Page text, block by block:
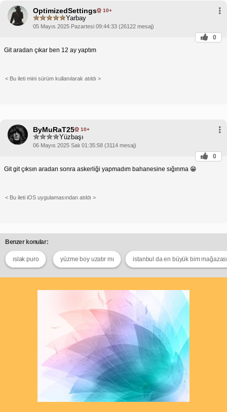
OptimizedSettings 10+
Yarbay
05 Mayıs 2025 Pazartesi 09:44:33 (26122 mesaj)
0
Git aradan çıkar ben 12 ay yaptım
< Bu ileti mini sürüm kullanılarak atıldı >
ByMuRaT25 10+
Yüzbaşı
06 Mayıs 2025 Salı 01:35:58 (3114 mesaj)
0
Git git çıksın aradan sonra askerliği yapmadım bahanesine sığınma 😁
< Bu ileti iOS uygulamasından atıldı >
Benzer konular:
ıslak puro yüzme boy uzatır mı istanbul da en büyük bim